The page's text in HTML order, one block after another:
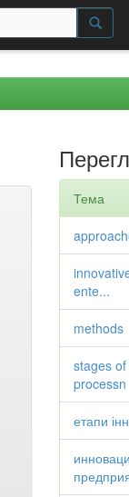
Тема
ente...
methods
stages
processn
етапи